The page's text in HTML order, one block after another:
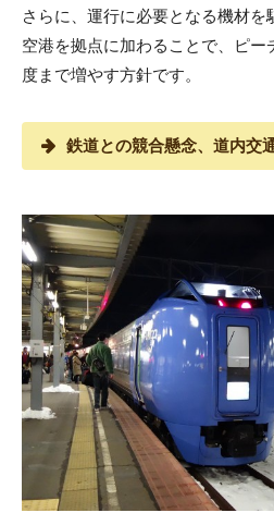
さらに、運行に必要となる機材
空港を拠点に加わることで、ピー
度まで増やす方針です。
鉄道との競合懸念、道内交